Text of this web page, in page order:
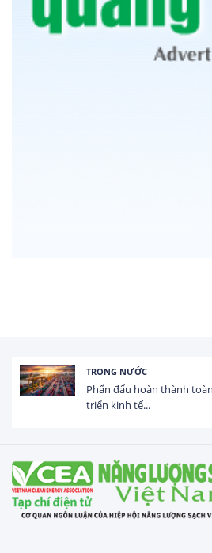
TRONG NƯỚC
Phấn đấu hoàn thành
triển kinh tế...